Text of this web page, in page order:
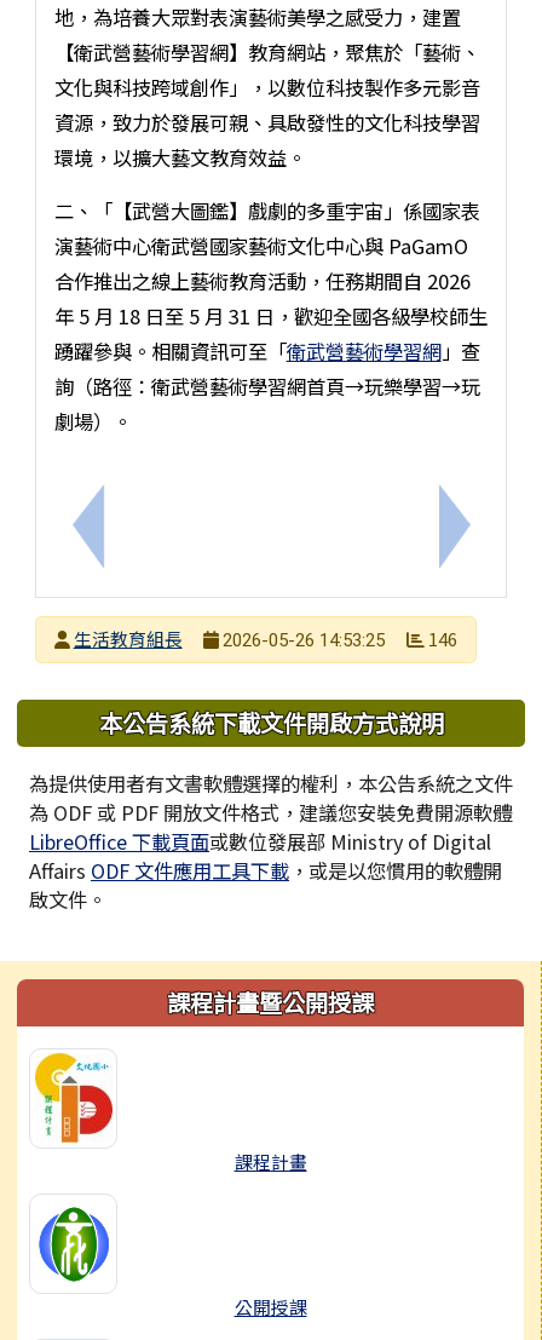
上一筆：115/07/06週一~115/07/10週五09:00-
地，為培養大眾對表演藝術美學之感受力，建置
【衛武營藝術學習網】教育網站，聚焦於「藝術、
文化與科技跨域創作」，以數位科技製作多元影音
資源，致力於發展可親、具啟發性的文化科技學習
環境，以擴大藝文教育效益。
二、「【武營大圖鑑】戲劇的多重宇宙」係國家表
演藝術中心衛武營國家藝術文化中心與 PaGamO
合作推出之線上藝術教育活動，任務期間自 2026
年 5 月 18 日至 5 月 31 日，歡迎全國各級學校師生
踴躍參與。相關資訊可至「衛武營藝術學習網」查
詢（路徑：衛武營藝術學習網首頁→玩樂學習→玩
劇場）。
下一筆：
發布者生活教育組長
2026-05-26 14:53:25 146
下中區域內容
本公告系統下載文件開啟方式說明
為提供使用者有文書軟體選擇的權利，本公告系統之文件
為 ODF 或 PDF 開放文件格式，建議您安裝免費開源軟體
LibreOffice 下載頁面或數位發展部 Ministry of Digital
Affairs ODF 文件應用工具下載 ，或是以您慣用的軟體開
啟文件。
左邊區域內容課程計畫暨公開授課
課程計畫
公開授課